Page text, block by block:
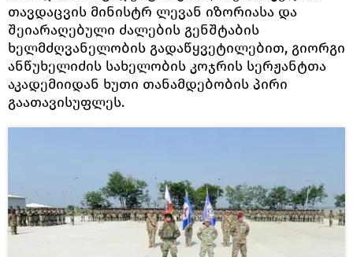
თავდაცვის მინისტრ ლევან იზორიასა და
შეიარაღებული ძალების გენშტაბის
ხელმძღვანელობის გადაწყვეტილებით, გიორგი
ანწუხელიძის სახელობის კოჯრის სერჟანტთა
აკადემიიდან ხუთი თანამდებობის პირი
გაათავისუფლეს.